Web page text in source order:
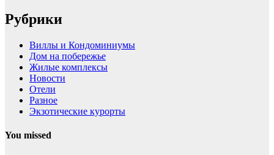
Рубрики
Виллы и Кондоминиумы
Дом на побережье
Жилые комплексы
Новости
Отели
Разное
Экзотические курорты
You missed